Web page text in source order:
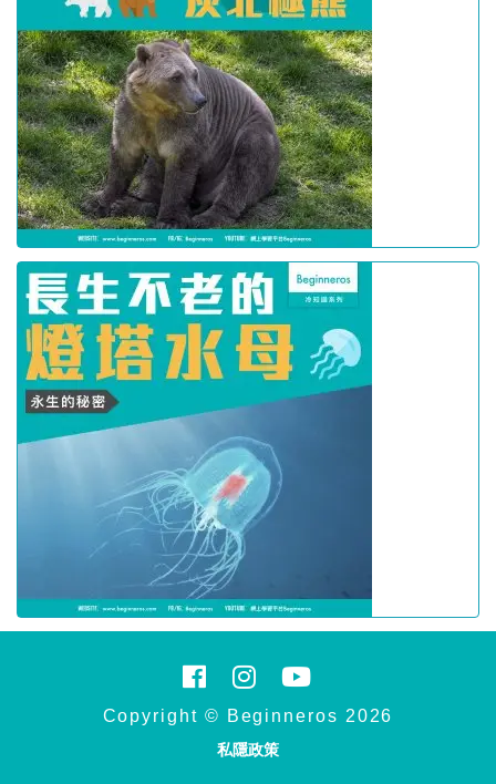
Copyright © Beginneros 2026
私隱政策